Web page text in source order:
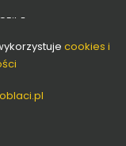
cookies i